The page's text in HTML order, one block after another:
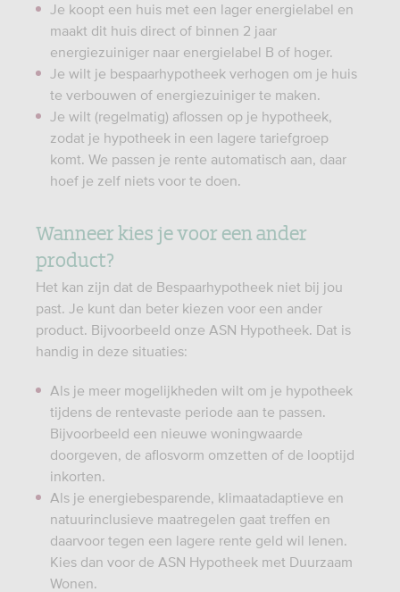
Je koopt een huis met een lager energielabel en
maakt dit huis direct of binnen 2 jaar
energiezuiniger naar energielabel B of hoger.
Je wilt je bespaarhypotheek verhogen om je huis
te verbouwen of energiezuiniger te maken.
Je wilt (regelmatig) aflossen op je hypotheek,
zodat je hypotheek in een lagere tariefgroep
komt. We passen je rente automatisch aan, daar
hoef je zelf niets voor te doen.
Wanneer kies je voor een ander
product?
Het kan zijn dat de Bespaarhypotheek niet bij jou
past. Je kunt dan beter kiezen voor een ander
product. Bijvoorbeeld onze ASN Hypotheek. Dat is
handig in deze situaties:
Als je meer mogelijkheden wilt om je hypotheek
tijdens de rentevaste periode aan te passen.
Bijvoorbeeld een nieuwe woningwaarde
doorgeven, de aflosvorm omzetten of de looptijd
inkorten.
Als je energiebesparende, klimaatadaptieve en
natuurinclusieve maatregelen gaat treffen en
daarvoor tegen een lagere rente geld wil lenen.
Kies dan voor de ASN Hypotheek met Duurzaam
Wonen.